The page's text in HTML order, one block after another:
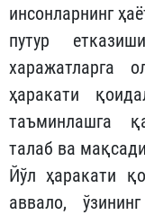
инсонларнинг
путур
ҳаракати
таъминлашга
талаб ва
Йўл ҳаракати
аввало,